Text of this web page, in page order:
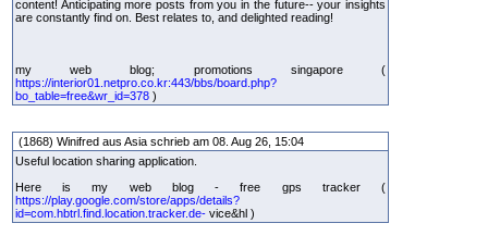
content! Anticipating more posts from you in the future-- your insights
are constantly find on. Best relates to, and delighted reading!
my web blog; promotions singapore (
https://interior01.netpro.co.kr:443/bbs/board.php?
bo_table=free&wr_id=378 )
(1868) Winifred aus Asia schrieb am 08. Aug 26, 15:04
Useful location sharing application.
Here is my web blog - free gps tracker (
https://play.google.com/store/apps/details?
id=com.hbtrl.find.location.tracker.de- vice&hl )